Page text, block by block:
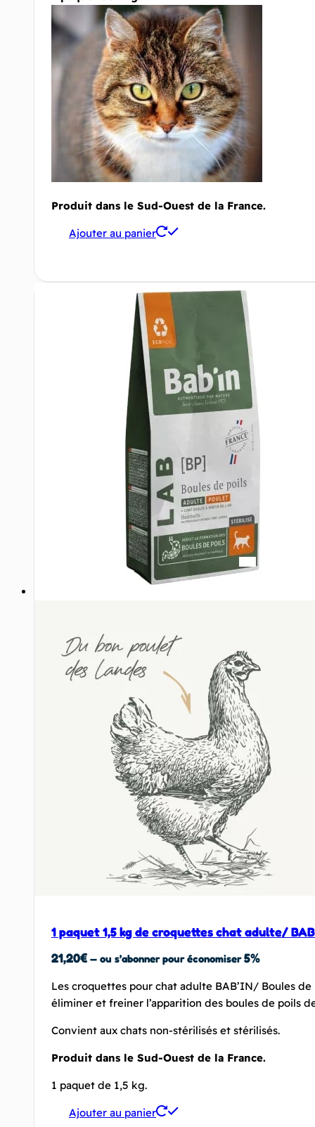
Produit dans le Sud-Ouest de la France.
Ajouter au panier
1 paquet 1,5 kg de croquettes chat adulte/
21,20€ — ou s’abonner pour économiser5%
Les croquettes pour chat adulte BAB’IN/ Boules
éliminer et freiner l’apparition des boules de poils
Convient aux chats non-stérilisés et stérilisés.
Produit dans le Sud-Ouest de la France.
1 paquet de 1,5 kg.
Ajouter au panier